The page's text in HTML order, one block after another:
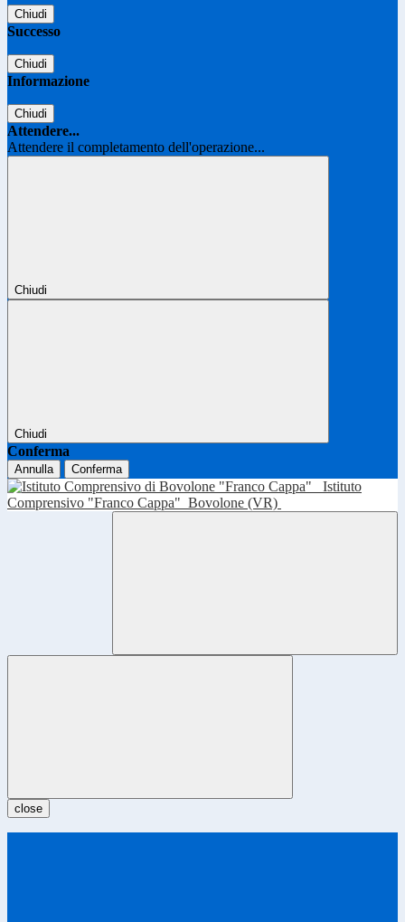
Chiudi
Successo
Chiudi
Informazione
Chiudi
Attendere...
Attendere il completamento dell'operazione...
Chiudi
Chiudi
Conferma
Annulla Conferma
Istituto
Comprensivo "Franco Cappa" Bovolone (VR)
close